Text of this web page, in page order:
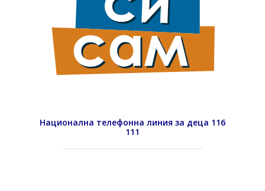
Национална телефонна линия за деца 116
111